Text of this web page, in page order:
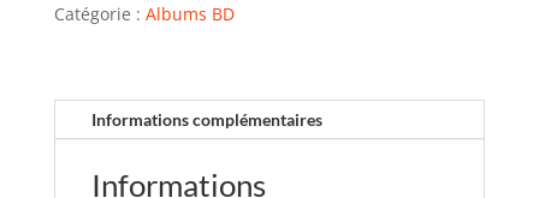
Catégorie : Albums BD
Informations complémentaires
Informations